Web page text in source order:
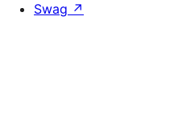
Swag ↗